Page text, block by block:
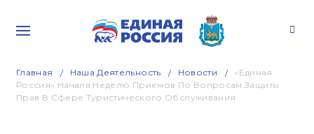
Главная Наша Деятельность Новости
«Единая
Россия» Начала Неделю Приемов По Вопросам Защиты
Прав В Сфере Туристического Обслуживания